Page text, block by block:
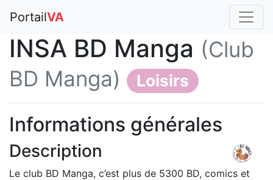
PortailVA
INSA BD Manga (Club
BD Manga)
Loisirs
Informations générales
Description
Le club BD Manga, c’est plus de 5300 BD, comics et